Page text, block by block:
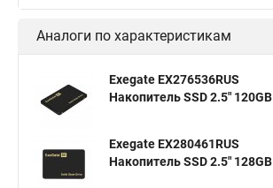
Аналоги по характеристикам
Exegate EX276536RUS
Накопитель SSD 2.5" 120GB
Exegate EX280461RUS
Накопитель SSD 2.5" 128GB